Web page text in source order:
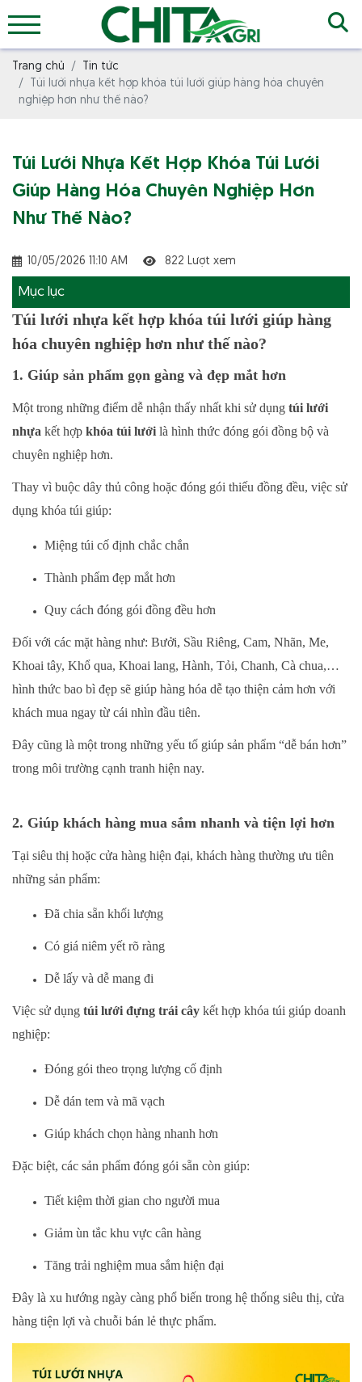
Trang chủ
Tin tức
Túi lưới nhựa kết hợp khóa túi lưới giúp hàng hóa chuyên
nghiệp hơn như thế nào?
Túi Lưới Nhựa Kết Hợp Khóa Túi Lưới
Giúp Hàng Hóa Chuyên Nghiệp Hơn
Như Thế Nào?
10/05/2026 11:10 AM 822 Lượt xem
Mục lục
Túi lưới nhựa kết hợp khóa túi lưới giúp hàng
hóa chuyên nghiệp hơn như thế nào?
1. Giúp sản phẩm gọn gàng và đẹp mắt hơn
Một trong những điểm dễ nhận thấy nhất khi sử dụng túi lưới
nhựa kết hợp khóa túi lưới là hình thức đóng gói đồng bộ và
chuyên nghiệp hơn.
Thay vì buộc dây thủ công hoặc đóng gói thiếu đồng đều, việc sử
dụng khóa túi giúp:
Miệng túi cố định chắc chắn
Thành phẩm đẹp mắt hơn
Quy cách đóng gói đồng đều hơn
Đối với các mặt hàng như: Bưởi, Sầu Riêng, Cam, Nhãn, Me,
Khoai tây, Khổ qua, Khoai lang, Hành, Tỏi, Chanh, Cà chua,…
hình thức bao bì đẹp sẽ giúp hàng hóa dễ tạo thiện cảm hơn với
khách mua ngay từ cái nhìn đầu tiên.
Đây cũng là một trong những yếu tố giúp sản phẩm “dễ bán hơn”
trong môi trường cạnh tranh hiện nay.
2. Giúp khách hàng mua sắm nhanh và tiện lợi hơn
Tại siêu thị hoặc cửa hàng hiện đại, khách hàng thường ưu tiên
những sản phẩm:
Đã chia sẵn khối lượng
Có giá niêm yết rõ ràng
Dễ lấy và dễ mang đi
Việc sử dụng túi lưới đựng trái cây kết hợp khóa túi giúp doanh
nghiệp:
Đóng gói theo trọng lượng cố định
Dễ dán tem và mã vạch
Giúp khách chọn hàng nhanh hơn
Đặc biệt, các sản phẩm đóng gói sẵn còn giúp:
Tiết kiệm thời gian cho người mua
Giảm ùn tắc khu vực cân hàng
Tăng trải nghiệm mua sắm hiện đại
Đây là xu hướng ngày càng phổ biến trong hệ thống siêu thị, cửa
hàng tiện lợi và chuỗi bán lẻ thực phẩm.